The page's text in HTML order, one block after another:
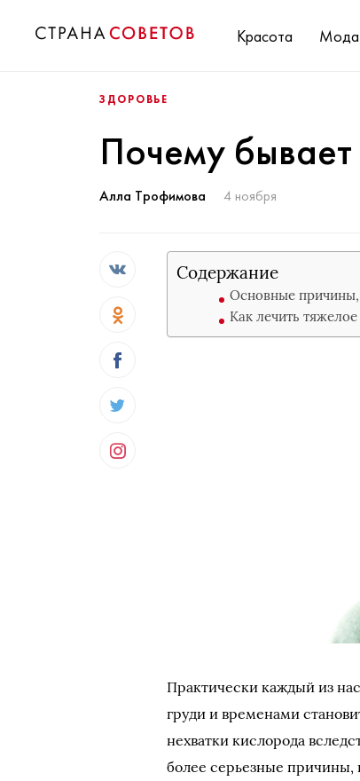
Красота Мода
ЗДОРОВЬЕ
Почему
Алла Трофимова 4 ноября
Содержание
Основные причины,
Как лечить
Практически каждый из
груди и временами
нехватки кислорода
более серьезные причины,